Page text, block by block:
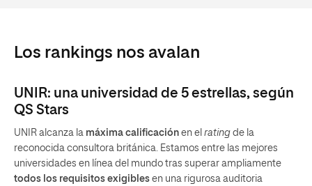
Los rankings nos avalan
UNIR: una universidad de 5 estrellas, según
QS Stars
UNIR alcanza la máxima calificación en el rating de la
reconocida consultora británica. Estamos entre las mejores
universidades en línea del mundo tras superar ampliamente
todos los requisitos exigibles en una rigurosa auditoria